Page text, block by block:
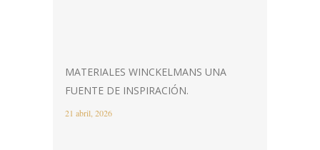
MATERIALES WINCKELMANS UNA
FUENTE DE INSPIRACIÓN.
21 abril, 2026